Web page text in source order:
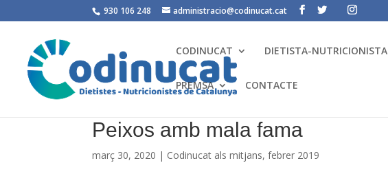
930 106 248 administracio@codinucat.cat
CODINUCAT DIETISTA-NUTRICIONISTA
PREMSA CONTACTE
Peixos amb mala fama
març 30, 2020 | Codinucat als mitjans,febrer 2019